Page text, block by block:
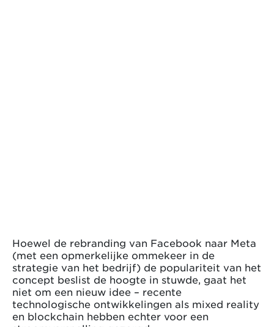
Hoewel de rebranding van Facebook naar Meta
(met een opmerkelijke ommekeer in de
strategie van het bedrijf) de populariteit van het
concept beslist de hoogte in stuwde, gaat het
niet om een nieuw idee – recente
technologische ontwikkelingen als mixed reality
en blockchain hebben echter voor een